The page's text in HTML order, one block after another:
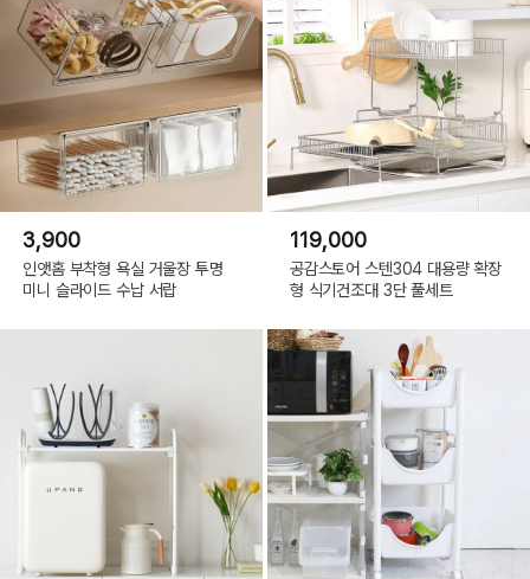
3,900
인앳홈 부착형 욕실 거울장 투명
미니 슬라이드 수납 서랍
119,000
공감스토어 스텐304 대용량 확장
형 식기건조대 3단 풀세트